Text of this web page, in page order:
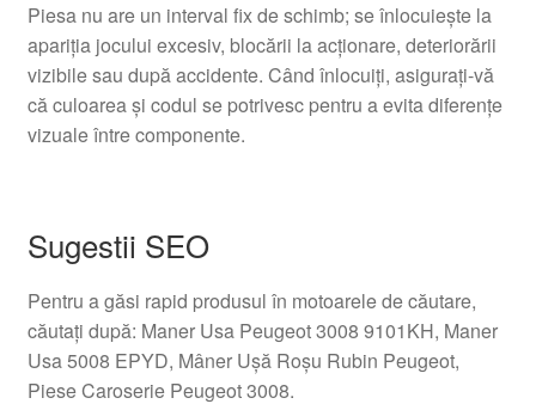
Piesa nu are un interval fix de schimb; se înlocuiește la
apariția jocului excesiv, blocării la acționare, deteriorării
vizibile sau după accidente. Când înlocuiți, asigurați-vă
că culoarea și codul se potrivesc pentru a evita diferențe
vizuale între componente.
Sugestii SEO
Pentru a găsi rapid produsul în motoarele de căutare,
căutați după: Maner Usa Peugeot 3008 9101KH, Maner
Usa 5008 EPYD, Mâner Ușă Roșu Rubin Peugeot,
Piese Caroserie Peugeot 3008.